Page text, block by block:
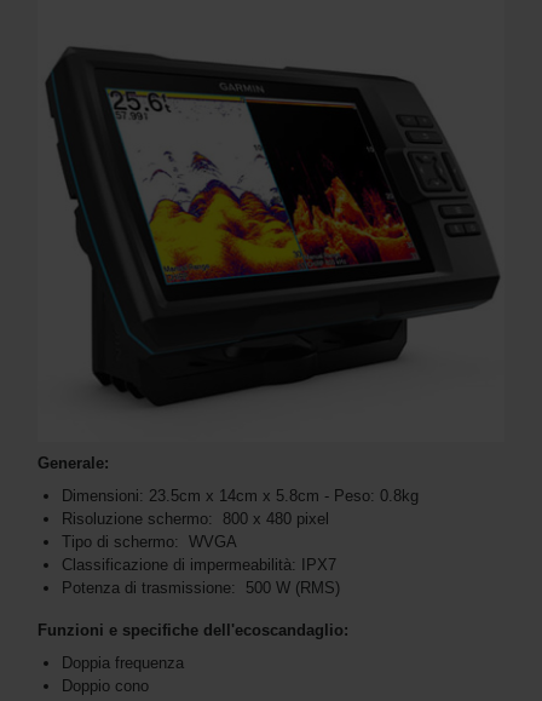
Generale:
Dimensioni: 23.5cm x 14cm x 5.8cm - Peso: 0.8kg
Risoluzione schermo: 800 x 480 pixel
Tipo di schermo: WVGA
Classificazione di impermeabilità: IPX7
Potenza di trasmissione: 500 W (RMS)
Funzioni e specifiche dell'ecoscandaglio:
Doppia frequenza
Doppio cono